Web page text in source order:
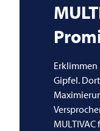
Erklimmen
Gipfel.
MULTIVAC